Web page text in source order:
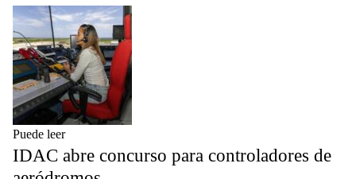
Puede leer
IDAC abre concurso para controladores de